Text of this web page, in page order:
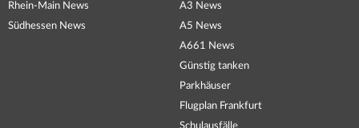
Rhein-Main News
Südhessen News
A3 News
A5 News
A661 News
Günstig tanken
Parkhäuser
Flugplan Frankfurt